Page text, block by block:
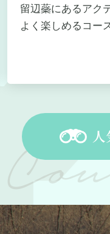
留辺蘂にあるアク
よく楽しめるコー